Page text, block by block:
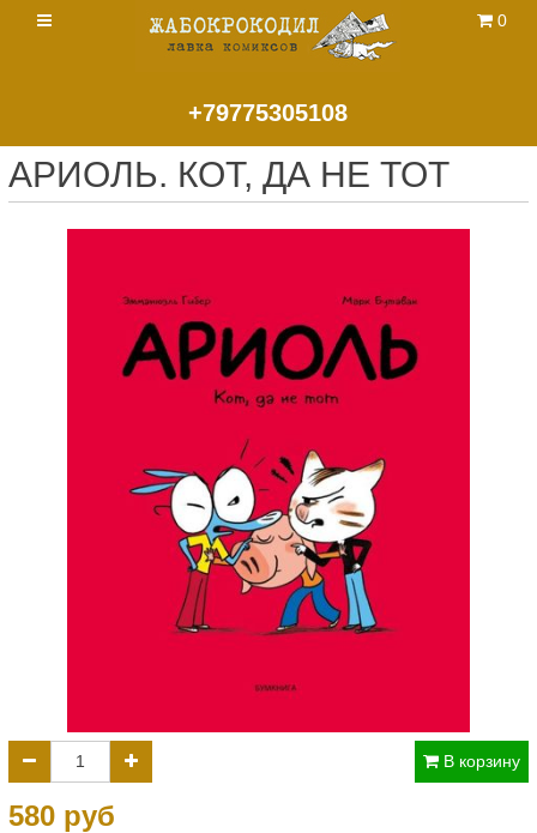
+79775305108
0
АРИОЛЬ. КОТ, ДА НЕ ТОТ
В корзину
580 руб